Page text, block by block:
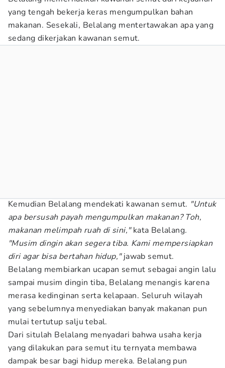
yang tengah bekerja keras mengumpulkan bahan
makanan. Sesekali, Belalang mentertawakan apa yang
sedang dikerjakan kawanan semut.
Kemudian Belalang mendekati kawanan semut. "Untuk
apa bersusah payah mengumpulkan makanan? Toh,
makanan melimpah ruah di sini,"kata Belalang.
"Musim dingin akan segera tiba. Kami mempersiapkan
diri agar bisa bertahan hidup,"jawab semut.
Belalang membiarkan ucapan semut sebagai angin lalu
sampai musim dingin tiba, Belalang menangis karena
merasa kedinginan serta kelapaan. Seluruh wilayah
yang sebelumnya menyediakan banyak makanan pun
mulai tertutup salju tebal.
Dari situlah Belalang menyadari bahwa usaha kerja
yang dilakukan para semut itu ternyata membawa
dampak besar bagi hidup mereka. Belalang pun